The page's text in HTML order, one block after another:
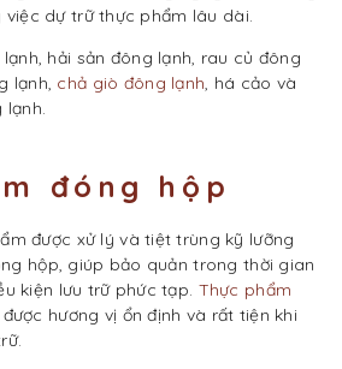
dự trữ thực phẩm lâu dài.
hải sản đông lạnh, rau củ đông
lạnh, chả giò đông lạnh, há cảo và
lạnh.
đóng hộp
được xử lý và tiệt trùng kỹ lưỡng
hộp, giúp bảo quản trong thời gian
kiện lưu trữ phức tạp. Thực phẩm
hương vị ổn định và rất tiện khi